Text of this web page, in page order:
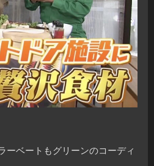
ーベートもグリーンのコーディ